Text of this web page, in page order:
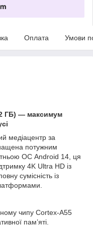
Оплата Умови
ГБ) — максимум
медіацентр за
потужним
ОС Android 14, ця
4K Ultra HD із
сумісність із
чипу Cortex-A55
пам’яті.